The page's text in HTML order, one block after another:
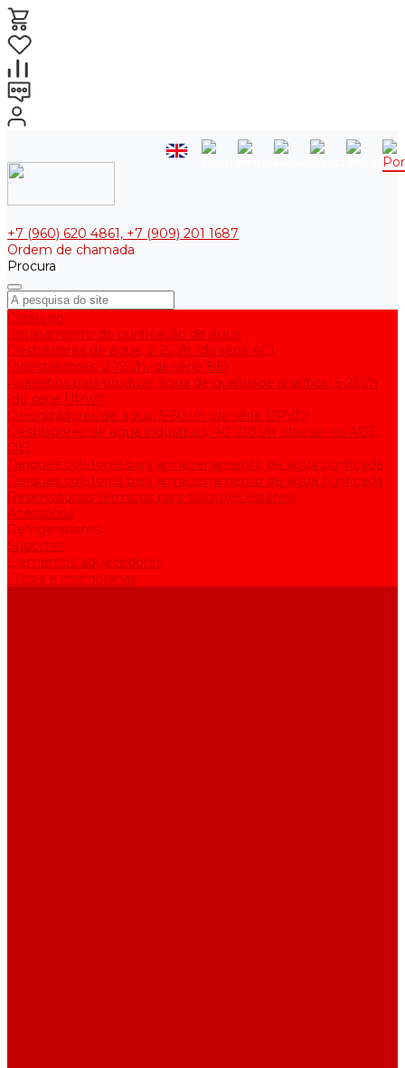
+7 (960) 620 4861, +7 (909) 201 1687
Ordem de chamada
Procura
Catálogo
Equipamento de purificação de água
Destiladores de água, 2-25 l/h (da série АE)
Bidestiladores, 2-12 l/h (da série BE)
Aparelhos para produzir água de qualidade analítica, 5-25 l/h
(da série UPVA)
Deionizadores de água, 5-60 l/h (da série UPVD)
Destiladores de água industriais, 40-210 l/h (das séries ADE,
DE)
Tanques coletores para armazenamento de água purificada
Tanques coletores para armazenamento de água purificada
Reservatórios térmicos para soluções estéreis
Acessórios
Refrigeradores
Suportes
Elementos aquecedores
Filtros e membranas